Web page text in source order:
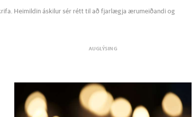
Heimildin áskilur sér rétt til að fjarlægja ærumeiðandi og